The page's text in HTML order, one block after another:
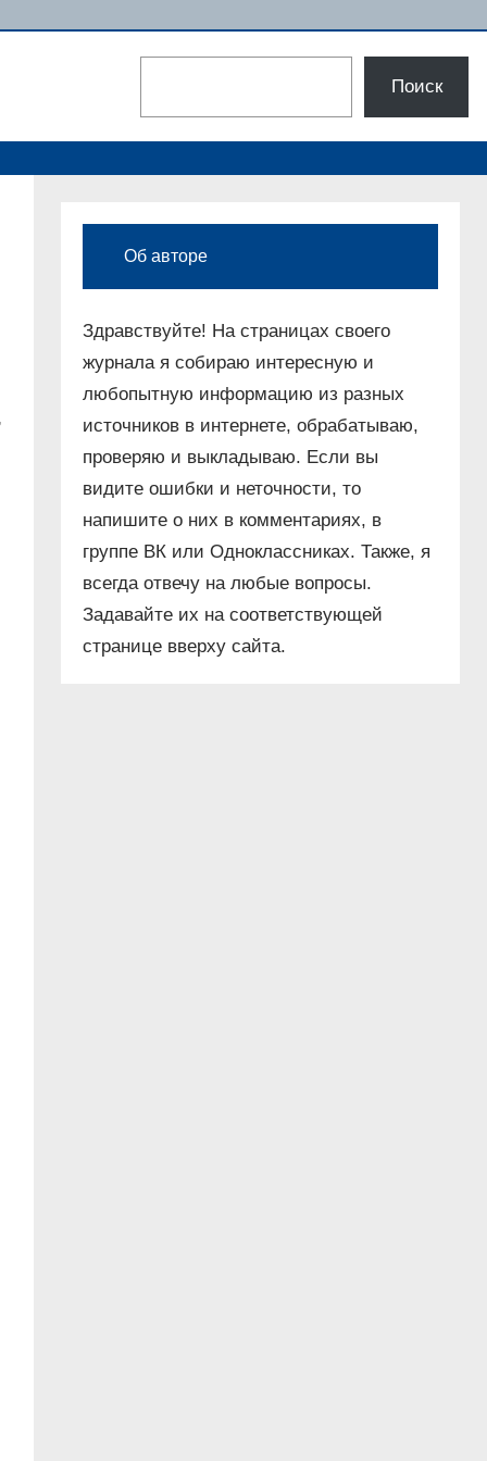
Поиск
Об авторе
Здравствуйте! На страницах своего
журнала я собираю интересную и
любопытную информацию из разных
источников в интернете, обрабатываю,
проверяю и выкладываю. Если вы
видите ошибки и неточности, то
напишите о них в комментариях, в
группе ВК или Одноклассниках. Также, я
всегда отвечу на любые вопросы.
Задавайте их на соответствующей
странице вверху сайта.